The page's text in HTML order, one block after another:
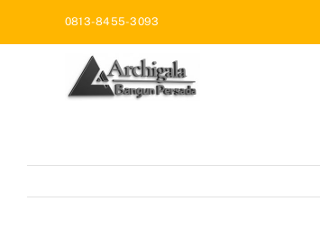
0813-8455-3093